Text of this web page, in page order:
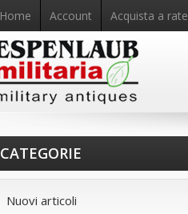
Home Account Acquista a rate
CATEGORIE
Nuovi articoli